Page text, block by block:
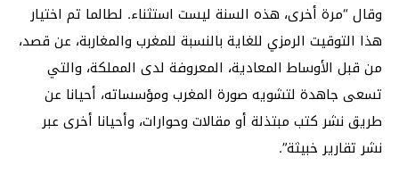
وقال “مرة أخرى، هذه السنة ليست استثناء. لطالما تم اختيار
هذا التوقيت الرمزي للغاية بالنسبة للمغرب والمغاربة، عن قصد،
من قبل الأوساط المعادية، المعروفة لدى المملكة، والتي
تسعى جاهدة لتشويه صورة المغرب ومؤسساته، أحيانا عن
طريق نشر كتب مبتذلة أو مقالات وحوارات، وأحيانا أخرى عبر
نشر تقارير خبيثة”.